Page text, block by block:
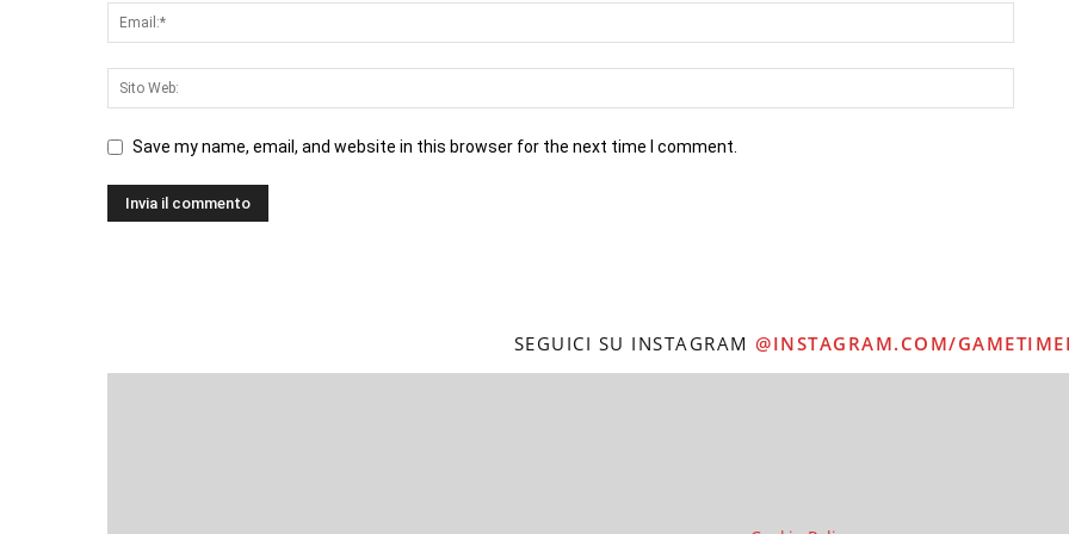
Save my name, email, and website in this browser for the next time I comment.
SEGUICI SU INSTAGRAM @INSTAGRAM.COM/